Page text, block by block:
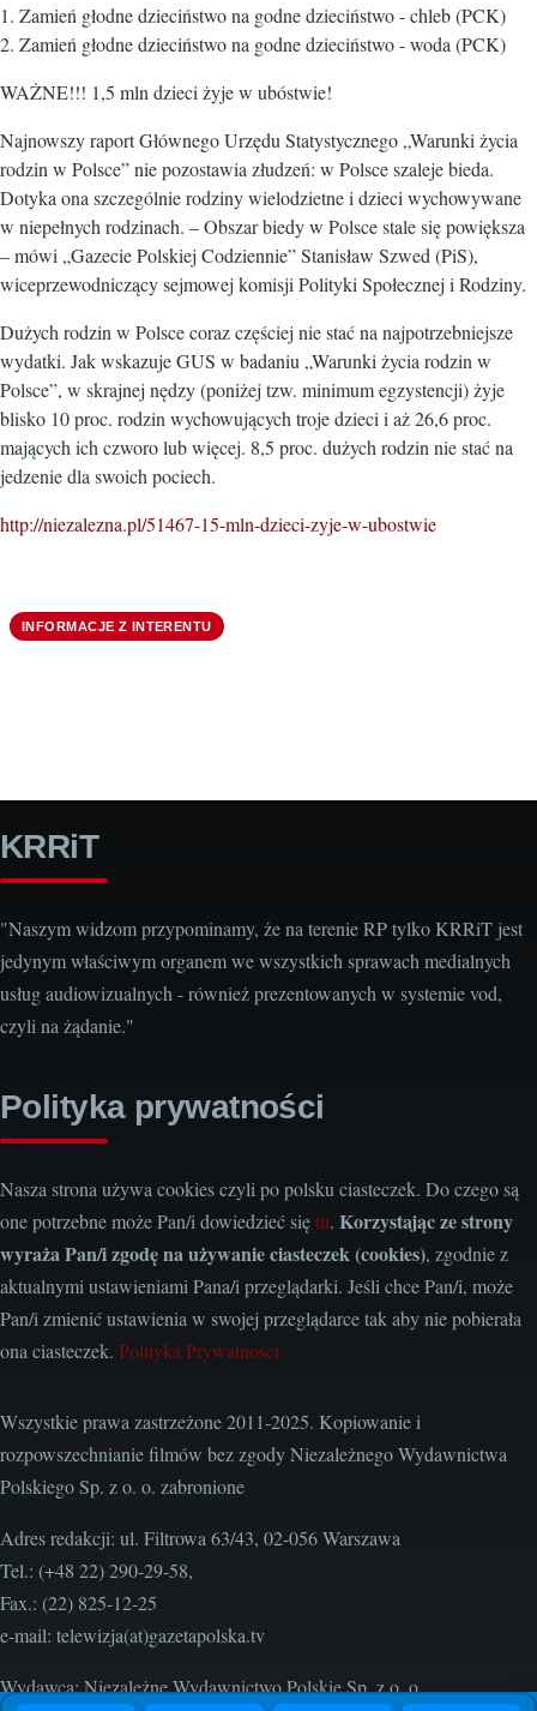
1. Zamień głodne dzieciństwo na godne dzieciństwo - chleb (PCK)
2. Zamień głodne dzieciństwo na godne dzieciństwo - woda (PCK)
WAŻNE!!! 1,5 mln dzieci żyje w ubóstwie!
Najnowszy raport Głównego Urzędu Statystycznego „Warunki życia
rodzin w Polsce” nie pozostawia złudzeń: w Polsce szaleje bieda.
Dotyka ona szczególnie rodziny wielodzietne i dzieci wychowywane
w niepełnych rodzinach. – Obszar biedy w Polsce stale się powiększa
– mówi „Gazecie Polskiej Codziennie” Stanisław Szwed (PiS),
wiceprzewodniczący sejmowej komisji Polityki Społecznej i Rodziny.
Dużych rodzin w Polsce coraz częściej nie stać na najpotrzebniejsze
wydatki. Jak wskazuje GUS w badaniu „Warunki życia rodzin w
Polsce”, w skrajnej nędzy (poniżej tzw. minimum egzystencji) żyje
blisko 10 proc. rodzin wychowujących troje dzieci i aż 26,6 proc.
mających ich czworo lub więcej. 8,5 proc. dużych rodzin nie stać na
jedzenie dla swoich pociech.
http://niezalezna.pl/51467-15-mln-dzieci-zyje-w-ubostwie
INFORMACJE Z INTERENTU
KRRiT
"Naszym widzom przypominamy, że na terenie RP tylko KRRiT jest
jedynym właściwym organem we wszystkich sprawach medialnych
usług audiowizualnych - również prezentowanych w systemie vod,
czyli na żądanie."
Polityka prywatności
Nasza strona używa cookies czyli po polsku ciasteczek. Do czego są
one potrzebne może Pan/i dowiedzieć siętu. Korzystając ze strony
wyraża Pan/i zgodę na używanie ciasteczek (cookies), zgodnie z
aktualnymi ustawieniami Pana/i przeglądarki. Jeśli chce Pan/i, może
Pan/i zmienić ustawienia w swojej przeglądarce tak aby nie pobierała
ona ciasteczek. Polityka Prywatności
Wszystkie prawa zastrzeżone 2011-2025. Kopiowanie i
rozpowszechnianie filmów bez zgody Niezależnego Wydawnictwa
Polskiego Sp. z o. o. zabronione
Adres redakcji: ul. Filtrowa 63/43, 02-056 Warszawa
Tel.: (+48 22) 290-29-58,
Fax.: (22) 825-12-25
e-mail: telewizja(at)gazetapolska.tv
Wydawca: Niezależne Wydawnictwo Polskie Sp. z o. o.